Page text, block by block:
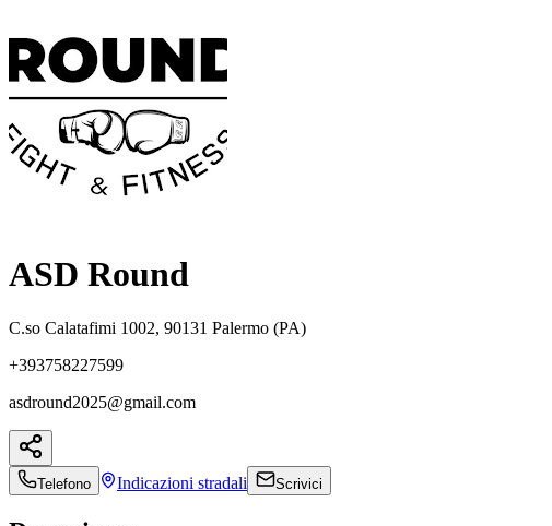
ASD Round
C.so Calatafimi 1002, 90131 Palermo (PA)
+393758227599
asdround2025@gmail.com
Telefono Indicazioni stradali Scrivici